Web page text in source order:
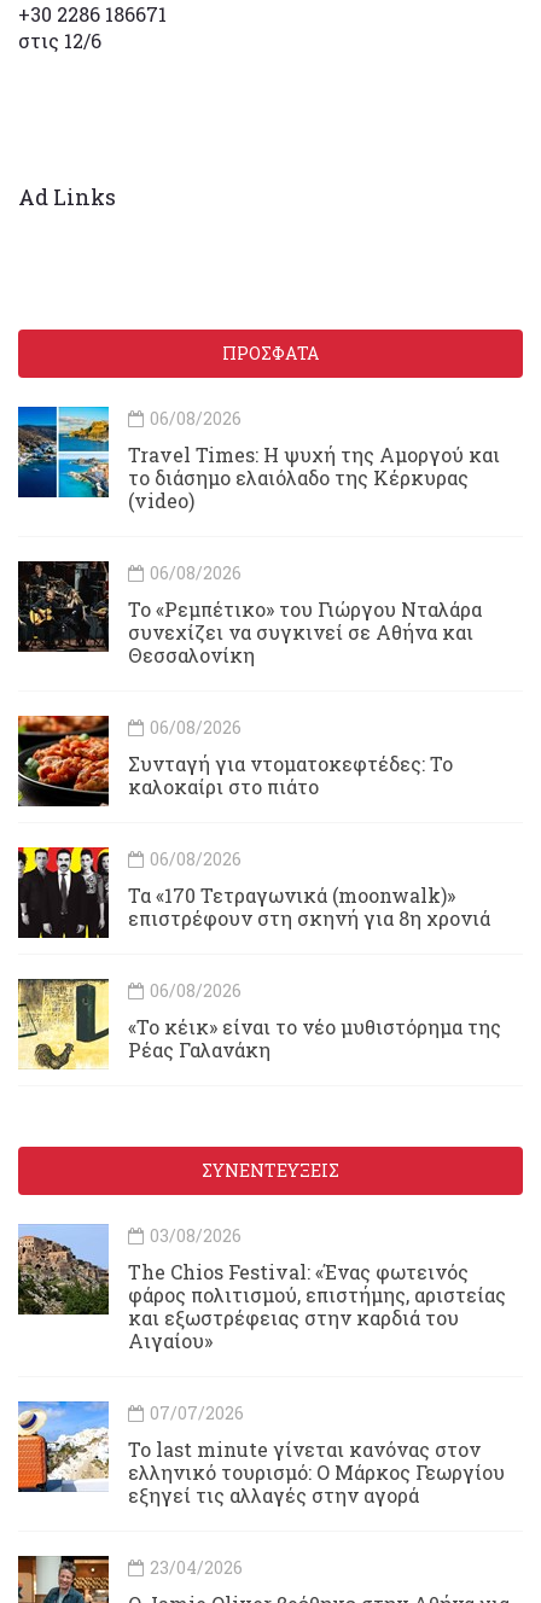
+30 2286 186671
στις 12/6
Ad Links
ΠΡΟΣΦΑΤΑ
06/08/2026
Travel Times: H ψυχή της Αμοργού και
το διάσημο ελαιόλαδο της Κέρκυρας
(video)
06/08/2026
Το «Ρεμπέτικο» του Γιώργου Νταλάρα
συνεχίζει να συγκινεί σε Αθήνα και
Θεσσαλονίκη
06/08/2026
Συνταγή για ντοματοκεφτέδες: Το
καλοκαίρι στο πιάτο
06/08/2026
Τα «170 Τετραγωνικά (moonwalk)»
επιστρέφουν στη σκηνή για 8η χρονιά
06/08/2026
«Το κέικ» είναι το νέο μυθιστόρημα της
Ρέας Γαλανάκη
ΣΥΝΕΝΤΕΥΞΕΙΣ
03/08/2026
Τhe Chios Festival: «Ένας φωτεινός
φάρος πολιτισμού, επιστήμης, αριστείας
και εξωστρέφειας στην καρδιά του
Αιγαίου»
07/07/2026
Το last minute γίνεται κανόνας στον
ελληνικό τουρισμό: Ο Μάρκος Γεωργίου
εξηγεί τις αλλαγές στην αγορά
23/04/2026